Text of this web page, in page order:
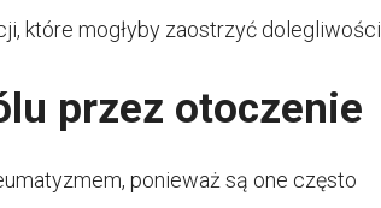
które mogłyby zaostrzyć dolegliwości.
przez otoczenie
ponieważ są one często